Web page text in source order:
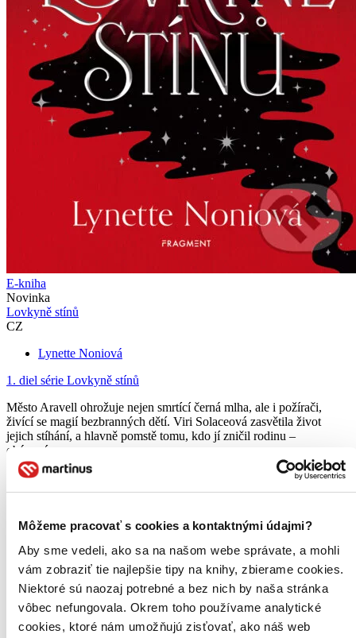
Môžeme pracovať s cookies a kontaktnými údajmi?
Aby sme vedeli, ako sa na našom webe správate, a mohli
vám zobraziť tie najlepšie tipy na knihy, zbierame cookies.
Niektoré sú naozaj potrebné a bez nich by naša stránka
vôbec nefungovala. Okrem toho používame analytické
cookies, ktoré nám umožňujú zisťovať, ako náš web
E-kniha
Novinka
Lovkyně stínů
CZ
Lynette Noniová
1. diel série Lovkyně stínů
Město Aravell ohrožuje nejen smrtící černá mlha, ale i požírači,
živící se magií bezbranných dětí. Viri Solaceová zasvětila život
jejich stíhání, a hlavně pomstě tomu, kdo jí zničil rodinu –
obávanému...
E-kniha
16,40 €
Máte čítačku, tablet alebo mobil? Stiahnite si do nich e-knihu:
budete ju mať hneď a ešte aj ušetríte život stromom. Viac
informácii o e-kniháchnájdete tu.
Pridať do zoznamu
Vložiť do košíka